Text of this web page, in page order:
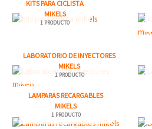
KITS PARA CICLISTA
MIKELS
1 PRODUCTO
LABORATORIO DE INYECTORES
MIKELS
1 PRODUCTO
LAMPARAS RECARGABLES
MIKELS
1 PRODUCTO